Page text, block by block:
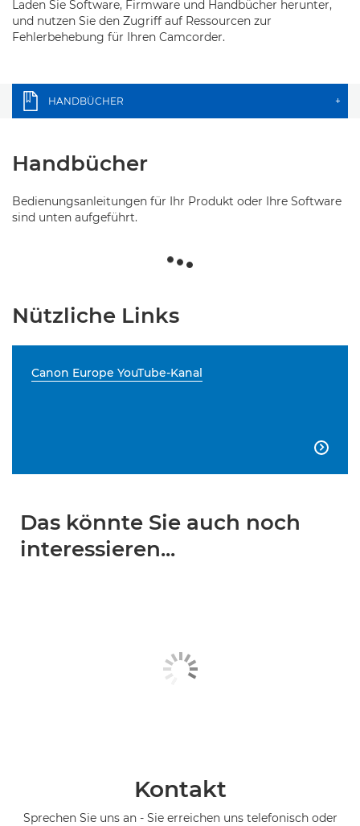
Laden Sie Software, Firmware und Handbücher herunter,
und nutzen Sie den Zugriff auf Ressourcen zur
Fehlerbehebung für Ihren Camcorder.
HANDBÜCHER +
Handbücher
Bedienungsanleitungen für Ihr Produkt oder Ihre Software
sind unten aufgeführt.
Nützliche Links
Canon Europe YouTube-Kanal

Das könnte Sie auch noch
interessieren...
Kontakt
Sprechen Sie uns an - Sie erreichen uns telefonisch oder